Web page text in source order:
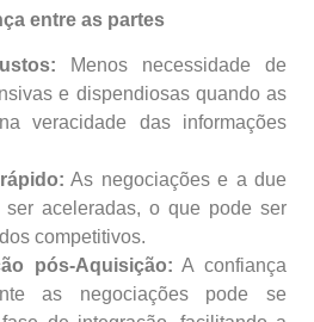
entre as partes
Menos necessidade de
e dispendiosas quando as
veracidade das informações
As negociações e a due
ser aceleradas, o que pode ser
competitivos.
pós-Aquisição: A confiança
as negociações pode se